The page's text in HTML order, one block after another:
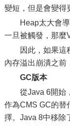
變短，但是會變得
Heap太大會
一旦被觸發，那麼
因此，如果這
內存溢出崩潰之前
GC版本
從Java 6開始
作為CMS GC的替
擇。Java 8中移除